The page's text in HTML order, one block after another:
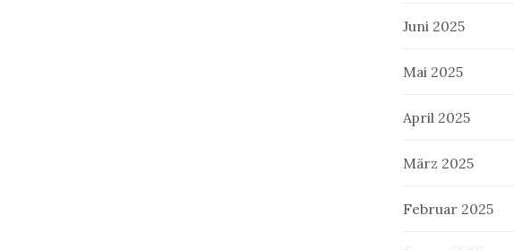
Juni 2025
Mai 2025
April 2025
März 2025
Februar 2025